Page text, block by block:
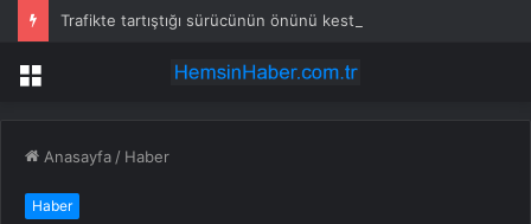
Trafikte tartıştığı sürücünün önünü kesti: Kafanı keserim
Menü
Anasayfa / Haber
Haber